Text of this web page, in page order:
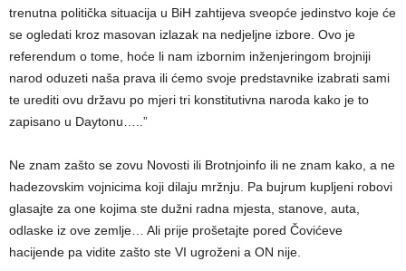
trenutna politička situacija u BiH zahtijeva sveopće jedinstvo koje će
se ogledati kroz masovan izlazak na nedjeljne izbore. Ovo je
referendum o tome, hoće li nam izbornim inženjeringom brojniji
narod oduzeti naša prava ili ćemo svoje predstavnike izabrati sami
te urediti ovu državu po mjeri tri konstitutivna naroda kako je to
zapisano u Daytonu…..”
Ne znam zašto se zovu Novosti ili Brotnjoinfo ili ne znam kako, a ne
hadezovskim vojnicima koji dilaju mržnju. Pa bujrum kupljeni robovi
glasajte za one kojima ste dužni radna mjesta, stanove, auta,
odlaske iz ove zemlje… Ali prije prošetajte pored Čovićeve
hacijende pa vidite zašto ste VI ugroženi a ON nije.